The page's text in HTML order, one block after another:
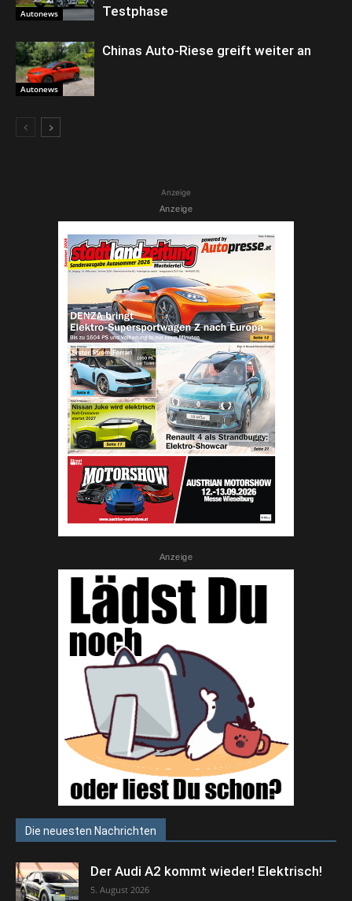
Autonews
Testphase
Autonews
Chinas Auto-Riese greift weiter an
Anzeige
Anzeige
Anzeige
Die neuesten Nachrichten
Der Audi A2 kommt wieder! Elektrisch!
5. August 2026